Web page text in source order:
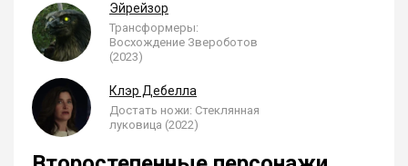
Эйрейзор
Трансформеры:
Восхождение Звероботов
(2023)
Клэр Дебелла
Достать ножи: Стеклянная
луковица (2022)